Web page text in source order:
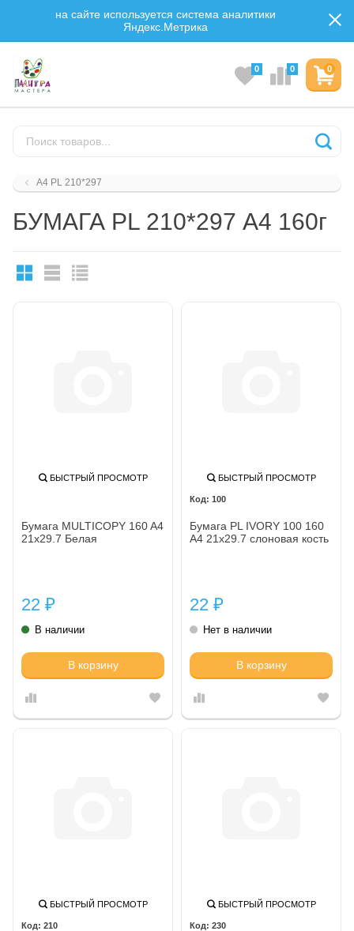
на сайте используется система аналитики
Яндекс.Метрика
0
0 0
А4 PL 210*297
БУМАГА PL 210*297 А4 160г
БЫСТРЫЙ ПРОСМОТР
Бумага MULTICOPY 160 A4
21x29.7 Белая
22 ₽
В наличии
В корзину
БЫСТРЫЙ ПРОСМОТР
100
Бумага PL IVORY 100 160
A4 21x29.7 слоновая кость
22 ₽
Нет в наличии
В корзину
БЫСТРЫЙ ПРОСМОТР
210
БЫСТРЫЙ ПРОСМОТР
230